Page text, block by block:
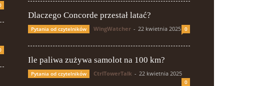
Dlaczego Concorde przestał latać?
Pytania od czytelników WingWatcher - 22 kwietnia 2025 0
Ile paliwa zużywa samolot na 100 km?
Pytania od czytelników CtrlTowerTalk - 22 kwietnia 2025
0